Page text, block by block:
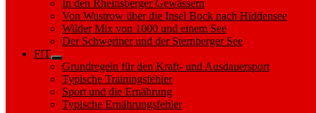
In den Rheinsberger Gewässern
Von Wustrow über die Insel Bock nach Hiddensee
Wilder Mix von 1000 und einem See
Der Schweriner und der Sternberger See
FIT
Show
sub
menu
Grundregeln für den Kraft- und Ausdauersport
Typische Trainingsfehler
Sport und die Ernährung
Typische Ernährungsfehler